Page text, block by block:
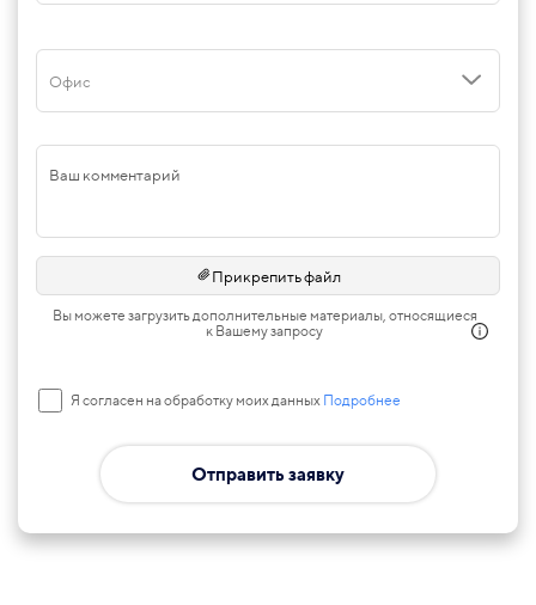
Офис
Ваш комментарий
Прикрепить файл
Вы можете загрузить дополнительные материалы, относящиеся
к Вашему запросу
Я согласен на обработку моих данных Подробнее
Отправить заявку